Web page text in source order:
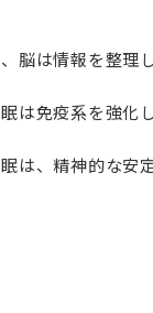
脳は情報を整理
は免疫系を強化
は、精神的な安